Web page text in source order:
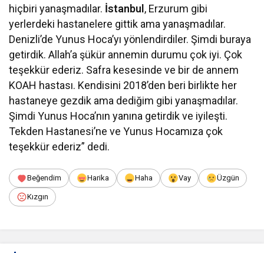
hiçbiri yanaşmadılar. İstanbul, Erzurum gibi
yerlerdeki hastanelere gittik ama yanaşmadılar.
Denizli’de Yunus Hoca’yı yönlendirdiler. Şimdi buraya
getirdik. Allah’a şükür annemin durumu çok iyi. Çok
teşekkür ederiz. Safra kesesinde ve bir de annem
KOAH hastası. Kendisini 2018’den beri birlikte her
hastaneye gezdik ama dediğim gibi yanaşmadılar.
Şimdi Yunus Hoca’nın yanına getirdik ve iyileşti.
Tekden Hastanesi’ne ve Yunus Hocamıza çok
teşekkür ederiz” dedi.
Beğendim Harika Haha Vay Üzgün
Kızgın